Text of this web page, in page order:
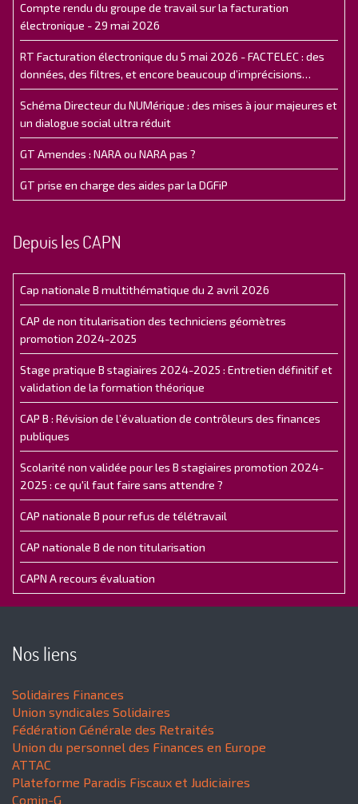
Compte rendu du groupe de travail sur la facturation
électronique - 29 mai 2026
RT Facturation électronique du 5 mai 2026 - FACTELEC : des
données, des filtres, et encore beaucoup d’imprécisions…
Schéma Directeur du NUMérique : des mises à jour majeures et
un dialogue social ultra réduit
GT Amendes : NARA ou NARA pas ?
GT prise en charge des aides par la DGFiP
Depuis les CAPN
Cap nationale B multithématique du 2 avril 2026
CAP de non titularisation des techniciens géomètres
promotion 2024-2025
Stage pratique B stagiaires 2024-2025 : Entretien définitif et
validation de la formation théorique
CAP B : Révision de l’évaluation de contrôleurs des finances
publiques
Scolarité non validée pour les B stagiaires promotion 2024-
2025 : ce qu'il faut faire sans attendre ?
CAP nationale B pour refus de télétravail
CAP nationale B de non titularisation
CAPN A recours évaluation
Nos liens
Solidaires Finances
Union syndicales Solidaires
Fédération Générale des Retraités
Union du personnel des Finances en Europe
ATTAC
Plateforme Paradis Fiscaux et Judiciaires
Comin-G